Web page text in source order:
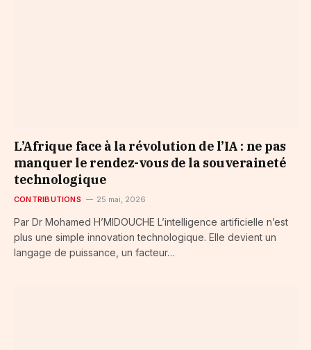
L’Afrique face à la révolution de l’IA : ne pas
manquer le rendez-vous de la souveraineté
technologique
CONTRIBUTIONS 25 mai, 2026
Par Dr Mohamed H’MIDOUCHE L’intelligence artificielle n’est
plus une simple innovation technologique. Elle devient un
langage de puissance, un facteur…